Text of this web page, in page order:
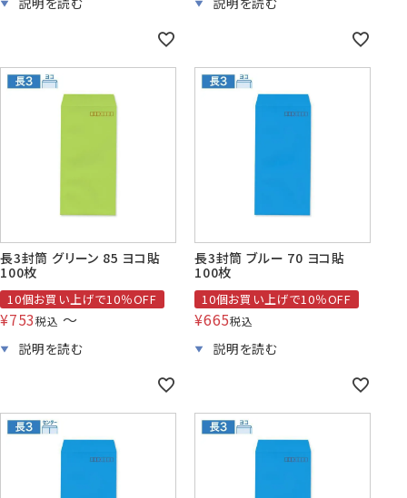
長3封筒 グリーン 85 ヨコ貼
100枚
10個お買い上げで10％OFF
¥753税込 〜
長3封筒 ブルー 70 ヨコ貼
100枚
10個お買い上げで10％OFF
¥665税込